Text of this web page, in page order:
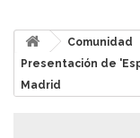
Comunidad
Presentación de
Madrid